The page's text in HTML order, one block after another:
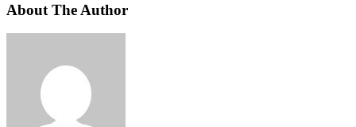
About The Author